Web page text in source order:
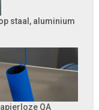
staal, aluminium
QA